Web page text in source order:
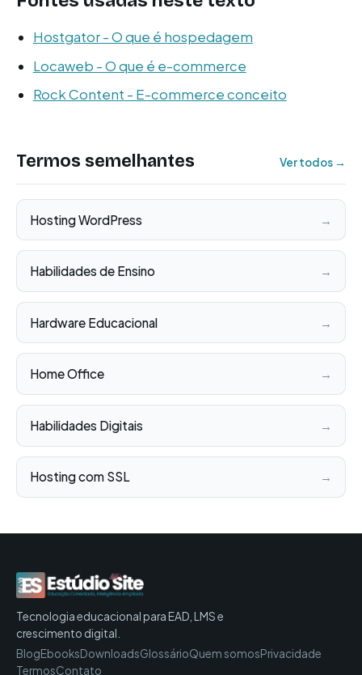
Hostgator - O que é hospedagem
Locaweb - O que é e-commerce
Rock Content - E-commerce conceito
Termos semelhantes Ver todos →
Hosting WordPress →
Habilidades de Ensino →
Hardware Educacional →
Home Office →
Habilidades Digitais →
Hosting com SSL →
Tecnologia educacional para EAD, LMS e
crescimento digital.
BlogEbooksDownloadsGlossárioQuem somosPrivacidade
TermosContato